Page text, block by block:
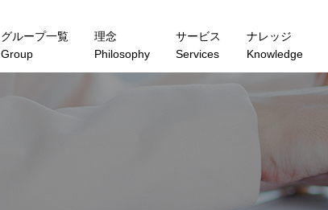
グループ一覧
Group
理念
Philosophy
サービス
Services
ナレッジ
Knowledge